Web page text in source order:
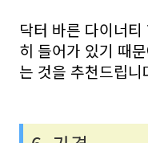
닥터 바른 다이너
히 들어가 있기 때
는 것을 추천드립니